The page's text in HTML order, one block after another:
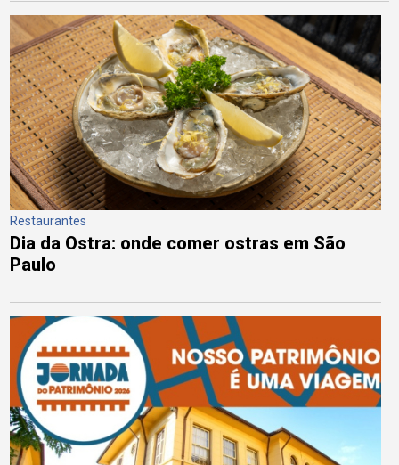
Restaurantes
Dia da Ostra: onde comer ostras em São
Paulo